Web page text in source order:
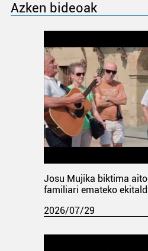
Azken bideoak
Josu Mujika biktima
familiari emateko
2026/07/29